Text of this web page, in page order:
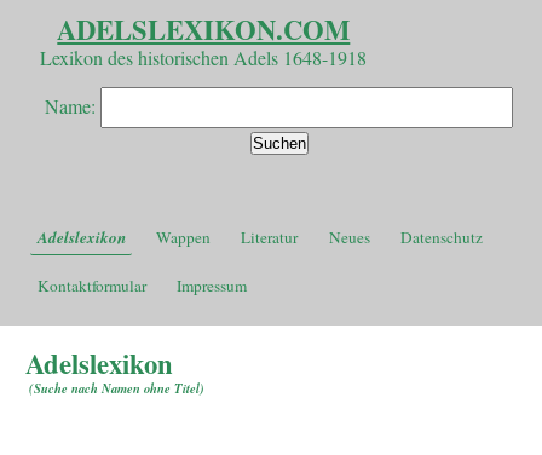
ADELSLEXIKON.COM
Lexikon des historischen Adels 1648-1918
Name:
Adelslexikon Wappen Literatur Neues Datenschutz
Kontaktformular Impressum
Adelslexikon
(Suche nach Namen ohne Titel)